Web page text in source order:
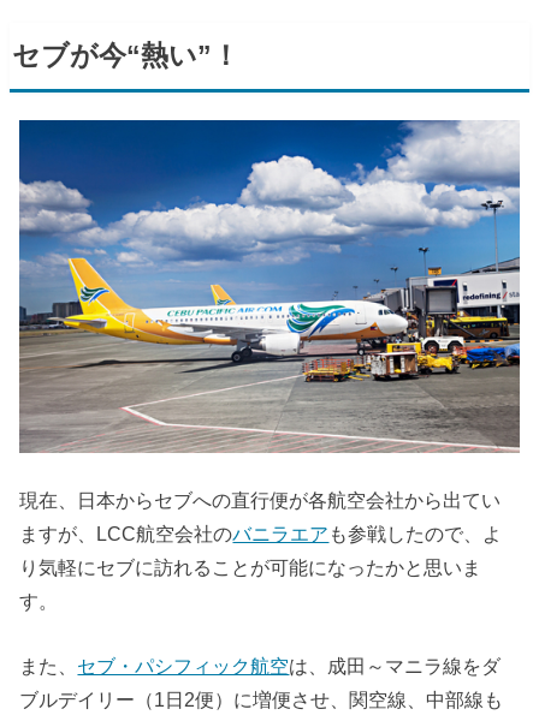
セブが今“熱い”！
現在、日本からセブへの直行便が各航空会社から出てい
ますが、LCC航空会社のバニラエア も参戦したので、よ
り気軽にセブに訪れることが可能になったかと思いま
す。
また、 セブ・パシフィック航空は、成田～マニラ線をダ
ブルデイリー（1日2便）に増便させ、関空線、中部線も